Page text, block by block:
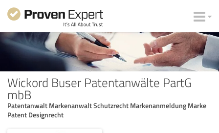
Wickord Buser Patentanwälte PartG
mbB
Patentanwalt Markenanwalt Schutzrecht Markenanmeldung Marke
Patent Designrecht